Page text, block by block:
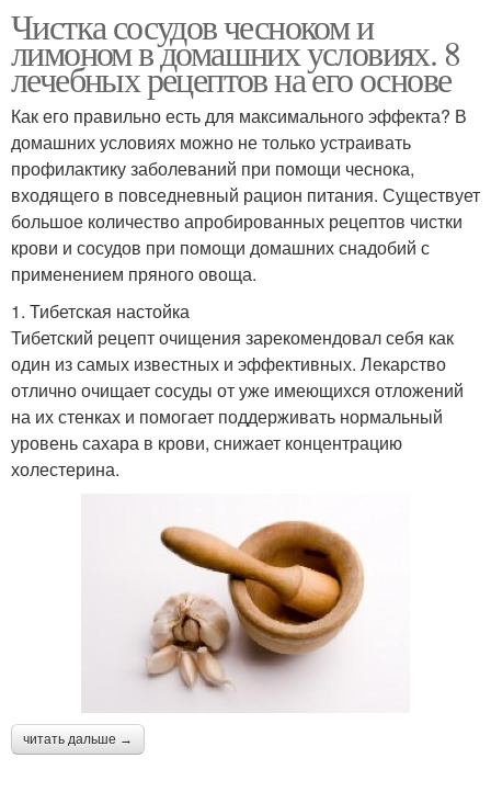
Чистка сосудов чесноком и
лимоном в домашних условиях. 8
лечебных рецептов на его основе
Как его правильно есть для максимального эффекта? В
домашних условиях можно не только устраивать
профилактику заболеваний при помощи чеснока,
входящего в повседневный рацион питания. Существует
большое количество апробированных рецептов чистки
крови и сосудов при помощи домашних снадобий с
применением пряного овоща.
1. Тибетская настойка
Тибетский рецепт очищения зарекомендовал себя как
один из самых известных и эффективных. Лекарство
отлично очищает сосуды от уже имеющихся отложений
на их стенках и помогает поддерживать нормальный
уровень сахара в крови, снижает концентрацию
холестерина.
читать дальше →